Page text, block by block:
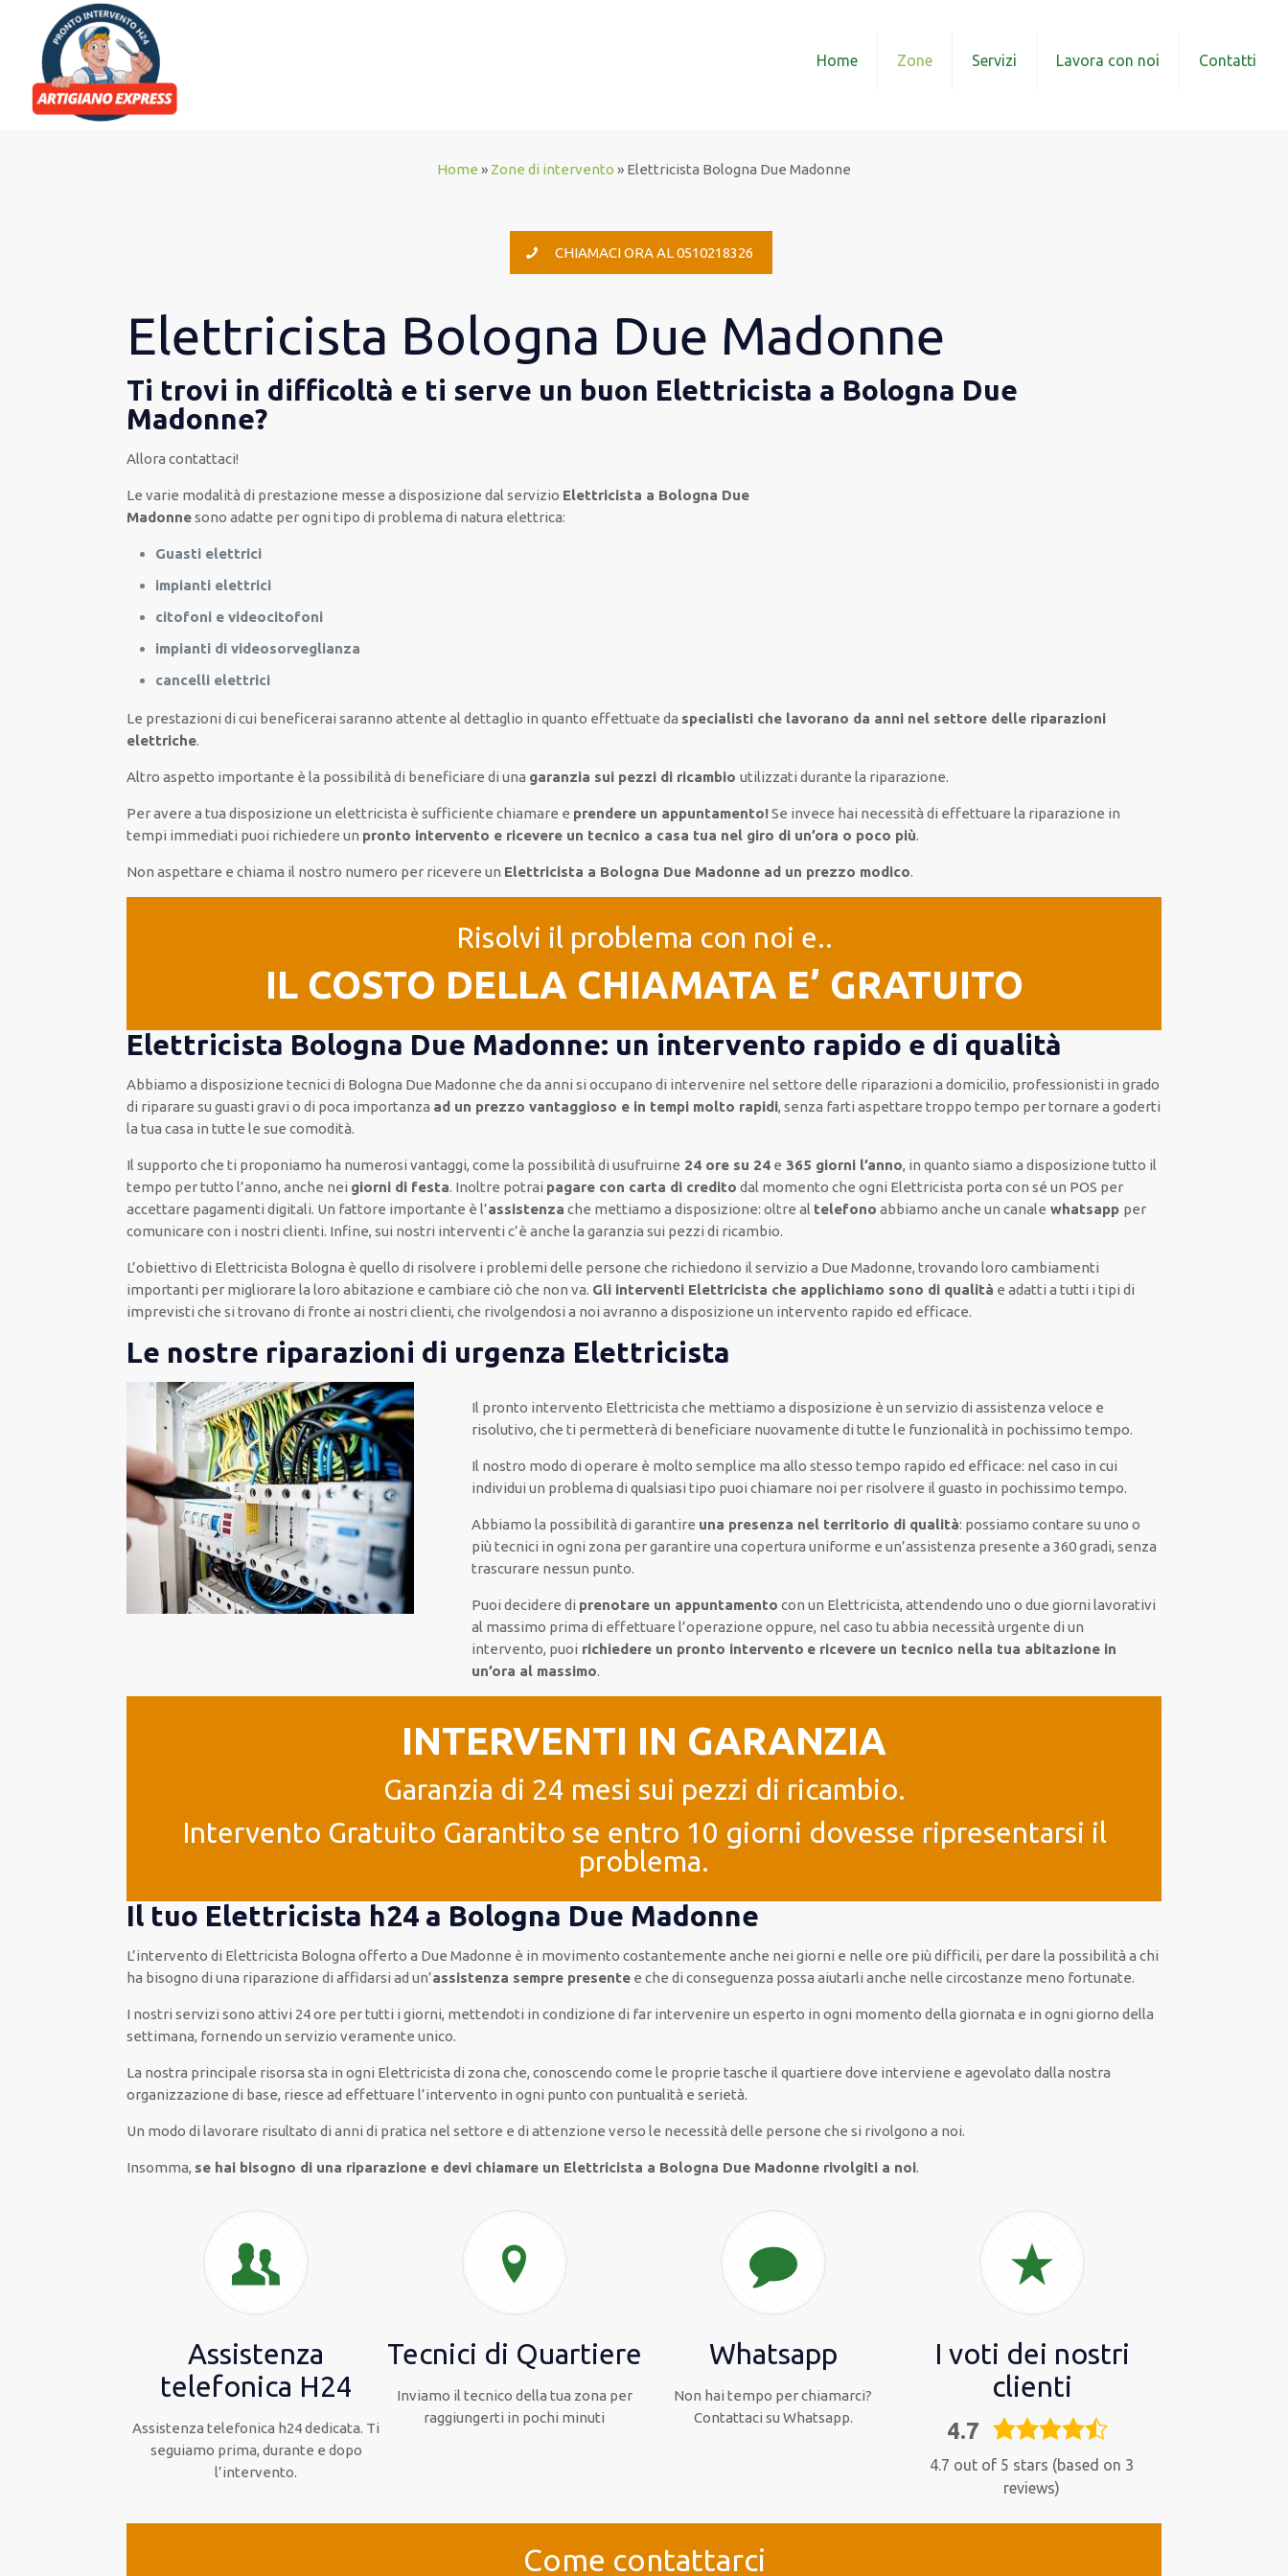
Home Zone Servizi Lavora con noi Contatti
Home » Zone di intervento » Elettricista Bologna Due Madonne
CHIAMACI ORA AL 0510218326
Elettricista Bologna Due Madonne
Ti trovi in difficoltà e ti serve un buon Elettricista a Bologna Due
Madonne?
Allora contattaci!
Levarie modalità di prestazione messe a disposizione dal servizio Elettricista a Bologna Due
Madonnesonoadatte perogni tipo di problema di natura elettrica:
Guasti elettrici
impianti elettrici
citofoni e videocitofoni
impianti di videosorveglianza
cancelli elettrici
Le prestazioni di cui beneficerai sarannoattente al dettaglio in quanto effettuate da specialisti che lavorano da anni nel settore delle riparazioni
elettriche.
Altro aspetto importante è la possibilità di beneficiare di una garanzia sui pezzi di ricambioutilizzati durante la riparazione.
Per averea tua disposizione un elettricista è sufficiente chiamare e prendere un appuntamento!Se invece hai necessità di effettuare la riparazione in
tempi immediati puoi richiedere un pronto intervento e ricevere un tecnico a casa tua nel giro di un’ora o poco più.
Non aspettare e chiama il nostro numero per ricevere un Elettricista a Bologna Due Madonne ad un prezzo modico.
Risolvi il problema con noi e..
IL COSTO DELLA CHIAMATA E’ GRATUITO
Elettricista Bologna Due Madonne: un intervento rapido e di qualità
Abbiamo a disposizionetecnici di Bologna Due Madonne che da anni si occupano di intervenire nel settore delle riparazioni a domicilio, professionisti in grado
di riparare su guasti gravi o di poca importanza ad un prezzo vantaggioso e in tempi molto rapidi, senza fartiaspettare troppo tempo per tornare a goderti
la tua casa in tutte le sue comodità.
Il supporto che ti proponiamo ha numerosi vantaggi, come la possibilità di usufruirne 24 ore su 24 e 365 giorni l’anno, in quanto siamo a disposizionetutto il
tempo pertutto l’anno, anche nei giorni di festa. Inoltre potrai pagare con carta di credito dal momento che ogni Elettricista porta con séun POS per
accettare pagamentidigitali. Un fattore importante è l’assistenza che mettiamo a disposizione: oltre al telefono abbiamo anche uncanale whatsapp per
comunicare con i nostri clienti. Infine,sui nostri interventi c’è anche lagaranzia sui pezzi di ricambio.
L’obiettivo di Elettricista Bologna è quello di risolvere i problemi delle persone che richiedono il servizio a Due Madonne, trovando lorocambiamenti
importanti per migliorare la loro abitazione e cambiare ciò che non va. Gli interventi Elettricista che applichiamo sono di qualità eadatti a tutti i tipi di
imprevisti che si trovano di fronte ai nostri clienti, che rivolgendosi a noi avranno a disposizione un intervento rapido ed efficace.
Le nostre riparazioni di urgenza Elettricista
Il pronto intervento Elettricista che mettiamo a disposizione è un servizio di assistenza veloce e
risolutivo, che ti permetterà di beneficiare nuovamente di tutte le funzionalità in pochissimo tempo.
Il nostro modo di operare è molto semplice ma allo stesso tempo rapido ed efficace: nel caso in cui
individui un problema di qualsiasi tipo puoi chiamare noi per risolvere il guasto in pochissimo tempo.
Abbiamo la possibilità di garantire una presenza nel territorio di qualità: possiamo contare su uno o
più tecnici in ogni zona pergarantire una copertura uniforme e un’assistenza presente a 360 gradi, senza
trascurare nessun punto.
Puoi decidere di prenotareun appuntamento con un Elettricista, attendendo uno o due giorni lavorativi
al massimo prima di effettuare l’operazione oppure, nel caso tu abbia necessità urgente di un
intervento, puoi richiedereun pronto intervento e ricevere un tecnico nella tua abitazione in
un’ora al massimo.
INTERVENTI IN GARANZIA
Garanzia di 24 mesi sui pezzi di ricambio.
Intervento Gratuito Garantito se entro 10 giorni dovesse ripresentarsi il
problema.
Il tuo Elettricista h24 a Bologna Due Madonne
L’intervento di Elettricista Bolognaofferto a Due Madonne è in movimento costantemente anche nei giorni e nelle ore piùdifficili, perdare la possibilità a chi
ha bisogno di una riparazione diaffidarsi ad un’assistenza sempre presente e chedi conseguenza possa aiutarli anche nelle circostanze meno fortunate.
I nostri servizi sono attivi 24 ore pertutti i giorni, mettendoti in condizione di far intervenire un esperto inogni momento della giornata e inogni giorno della
settimana, fornendo un servizioveramente unico.
La nostra principale risorsa sta in ogni Elettricista di zona che, conoscendo come le proprie tasche il quartiere dove interviene eagevolato dalla nostra
organizzazione di base, riesce ad effettuare l’intervento in ogni punto con puntualità e serietà.
Un modo di lavorare risultato di anni di pratica nel settore e di attenzione verso le necessitàdelle persone che si rivolgono a noi.
Insomma, se hai bisogno di una riparazione e devi chiamare un Elettricista a Bologna Due Madonne rivolgiti a noi.
Assistenza
telefonica H24
Assistenza telefonica h24 dedicata. Ti
seguiamo prima, durante e dopo
l’intervento.
Tecnici di Quartiere
Inviamo il tecnico della tua zona per
raggiungerti in pochi minuti
Whatsapp
Non hai tempo per chiamarci?
Contattaci su Whatsapp.
I voti dei nostri
clienti
4.7
4,7
4.7 out of 5 stars (based on 3
reviews)
Come contattarci